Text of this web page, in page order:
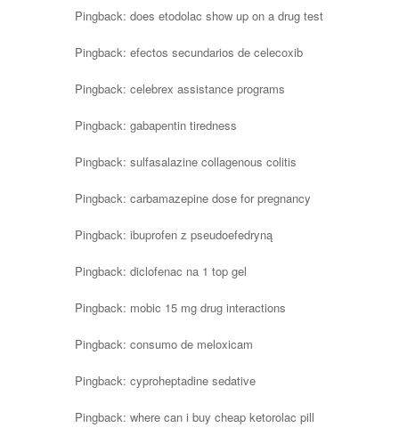
Pingback: does etodolac show up on a drug test
Pingback: efectos secundarios de celecoxib
Pingback: celebrex assistance programs
Pingback: gabapentin tiredness
Pingback: sulfasalazine collagenous colitis
Pingback: carbamazepine dose for pregnancy
Pingback: ibuprofen z pseudoefedryną
Pingback: diclofenac na 1 top gel
Pingback: mobic 15 mg drug interactions
Pingback: consumo de meloxicam
Pingback: cyproheptadine sedative
Pingback: where can i buy cheap ketorolac pill